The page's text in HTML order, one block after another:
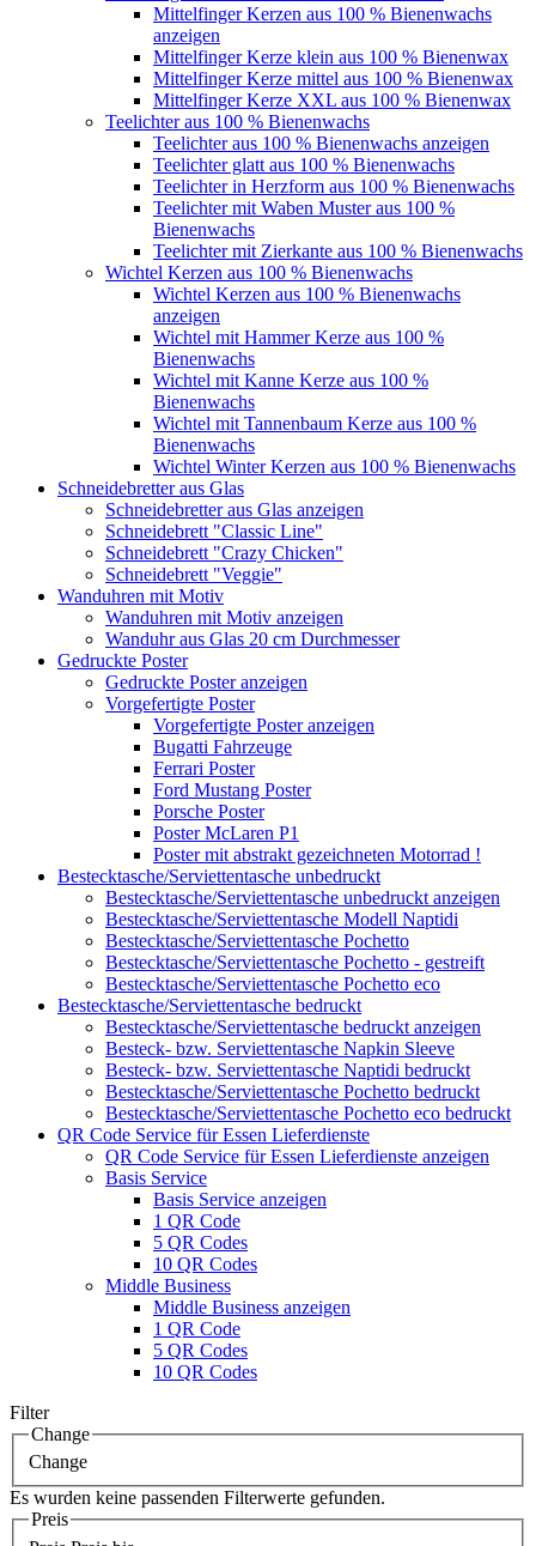
Mittelfinger Kerzen aus 100 % Bienenwachs
anzeigen
Mittelfinger Kerze klein aus 100 % Bienenwax
Mittelfinger Kerze mittel aus 100 % Bienenwax
Mittelfinger Kerze XXL aus 100 % Bienenwax
Teelichter aus 100 % Bienenwachs
Teelichter aus 100 % Bienenwachs anzeigen
Teelichter glatt aus 100 % Bienenwachs
Teelichter in Herzform aus 100 % Bienenwachs
Teelichter mit Waben Muster aus 100 %
Bienenwachs
Teelichter mit Zierkante aus 100 % Bienenwachs
Wichtel Kerzen aus 100 % Bienenwachs
Wichtel Kerzen aus 100 % Bienenwachs
anzeigen
Wichtel mit Hammer Kerze aus 100 %
Bienenwachs
Wichtel mit Kanne Kerze aus 100 %
Bienenwachs
Wichtel mit Tannenbaum Kerze aus 100 %
Bienenwachs
Wichtel Winter Kerzen aus 100 % Bienenwachs
Schneidebretter aus Glas
Schneidebretter aus Glas anzeigen
Schneidebrett "Classic Line"
Schneidebrett "Crazy Chicken"
Schneidebrett "Veggie"
Wanduhren mit Motiv
Wanduhren mit Motiv anzeigen
Wanduhr aus Glas 20 cm Durchmesser
Gedruckte Poster
Gedruckte Poster anzeigen
Vorgefertigte Poster
Vorgefertigte Poster anzeigen
Bugatti Fahrzeuge
Ferrari Poster
Ford Mustang Poster
Porsche Poster
Poster McLaren P1
Poster mit abstrakt gezeichneten Motorrad !
Bestecktasche/Serviettentasche unbedruckt
Bestecktasche/Serviettentasche unbedruckt anzeigen
Bestecktasche/Serviettentasche Modell Naptidi
Bestecktasche/Serviettentasche Pochetto
Bestecktasche/Serviettentasche Pochetto - gestreift
Bestecktasche/Serviettentasche Pochetto eco
Bestecktasche/Serviettentasche bedruckt
Bestecktasche/Serviettentasche bedruckt anzeigen
Besteck- bzw. Serviettentasche Napkin Sleeve
Besteck- bzw. Serviettentasche Naptidi bedruckt
Bestecktasche/Serviettentasche Pochetto bedruckt
Bestecktasche/Serviettentasche Pochetto eco bedruckt
QR Code Service für Essen Lieferdienste
QR Code Service für Essen Lieferdienste anzeigen
Basis Service
Basis Service anzeigen
1 QR Code
5 QR Codes
10 QR Codes
Middle Business
Middle Business anzeigen
1 QR Code
5 QR Codes
10 QR Codes
Filter
Change
Change
Es wurden keine passenden Filterwerte gefunden.
Preis